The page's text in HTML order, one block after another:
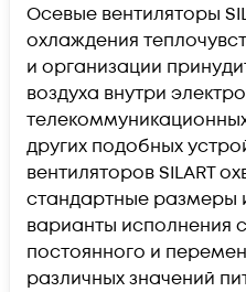
Осевые вентиляторы
охлаждения
и организации
воздуха внутри
других подобных
вентиляторов SILART
стандартные размеры
варианты исполнения
постоянного и
различных значений